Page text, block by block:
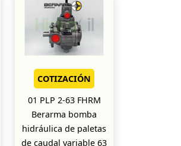
COTIZACIÓN
01 PLP 2-63 FHRM
Berarma bomba
hidráulica de paletas
de caudal variable 63